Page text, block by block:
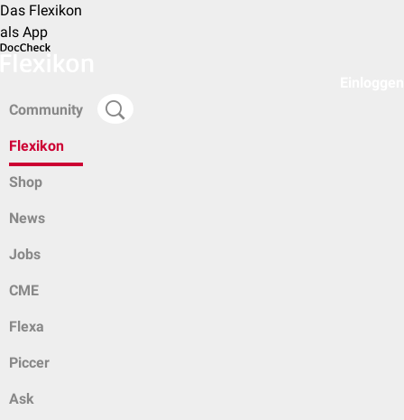
Das Flexikon
als App
Community
Flexikon
Shop
News
Jobs
CME
Flexa
Piccer
Ask